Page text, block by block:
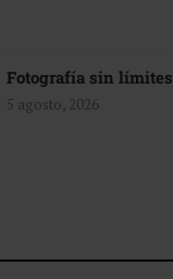
Fotografía sin límites
5 agosto, 2026